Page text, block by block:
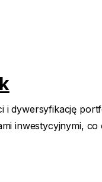
i dywersyfikację
inwestycyjnymi,